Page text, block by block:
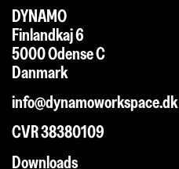
DYNAMO
Finlandkaj 6
5000 Odense C
Danmark
info@dynamoworkspace.dk
CVR 38380109
Downloads